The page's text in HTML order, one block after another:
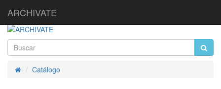
ARCHIVATE
InicioCatálogo